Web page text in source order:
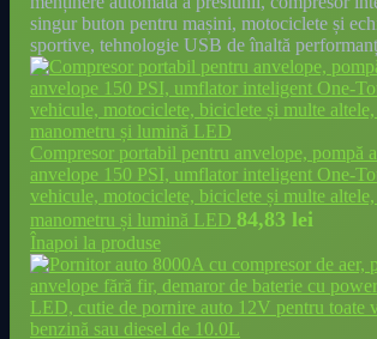
singur buton pentru mașini, motociclete și
sportive, tehnologie USB de înaltă
Compresor portabil pentru anvelope, pompă
anvelope 150 PSI, umflator inteligent One-
vehicule, motociclete, biciclete și multe
manometru și lumină LED 84,83 lei
Înapoi la produse